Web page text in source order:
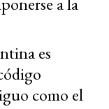
es
como el